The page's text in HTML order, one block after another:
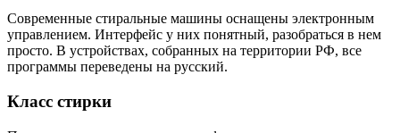
Современные стиральные машины оснащены электронным
управлением. Интерфейс у них понятный, разобраться в нем
просто. В устройствах, собранных на территории РФ, все
программы переведены на русский.
Класс стирки